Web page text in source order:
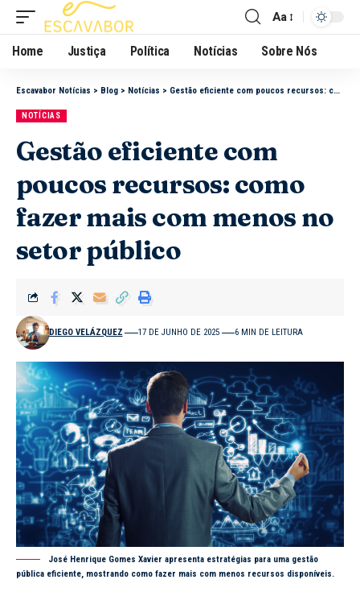
Aa
Home Justiça Política Notícias Sobre Nós
Escavabor Notícias > Blog > Notícias > Gestão eficiente com poucos recursos: como fazer mais com menos no setor público
NOTÍCIAS
Gestão eficiente com
poucos recursos: como
fazer mais com menos no
setor público
DIEGO VELÁZQUEZ 17 DE JUNHO DE 2025 6 MIN DE LEITURA
José Henrique Gomes Xavier apresenta estratégias para uma gestão
pública eficiente, mostrando como fazer mais com menos recursos disponíveis.